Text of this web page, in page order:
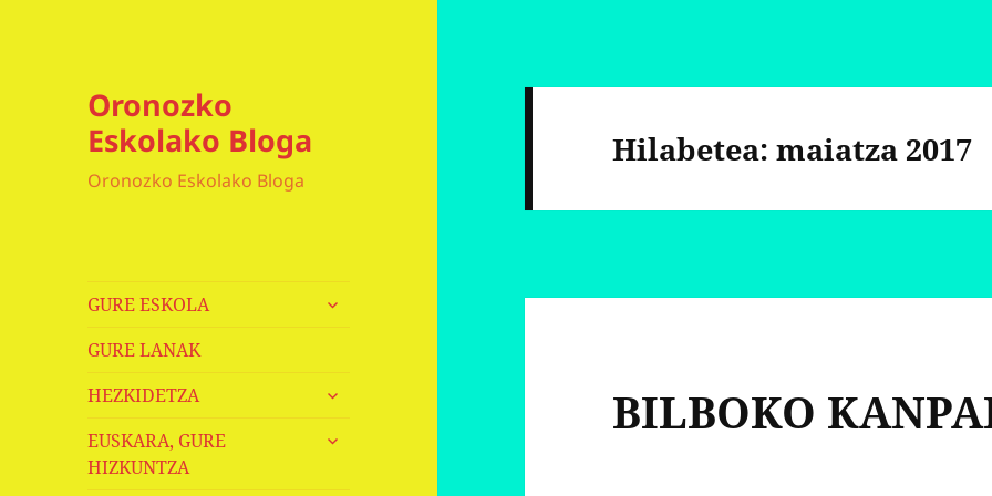
Oronozko
Eskolako Bloga
Oronozko Eskolako Bloga
GURE ESKOLA
haurren
GURE LANAK
HEZKIDETZA
haurren
zabaldu
EUSKARA, GURE
HIZKUNTZA
haurren
Hilabetea:maiatza 2017
BILBOKO